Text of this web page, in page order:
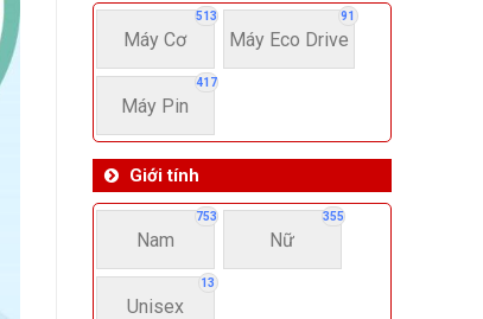
513
Máy Cơ
91
Máy Eco Drive
417
Máy Pin
Giới tính
753
Nam
355
Nữ
13
Unisex